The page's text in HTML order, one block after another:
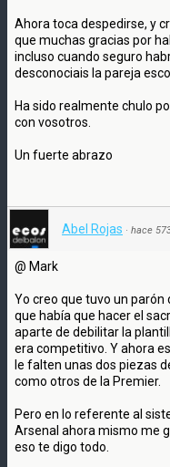
Ahora toca despedirse, y
que muchas gracias por
incluso cuando seguro
desconociais la pareja
Ha sido realmente chulo
con vosotros.
Un fuerte abrazo
Abel Rojas · hace
@ Mark
Yo creo que tuvo un
que había que hacer el
aparte de debilitar la
era competitivo. Y ahora
le falten unas dos piezas
como otros de la Premier.
Pero en lo referente al
Arsenal ahora mismo me
eso te digo todo.